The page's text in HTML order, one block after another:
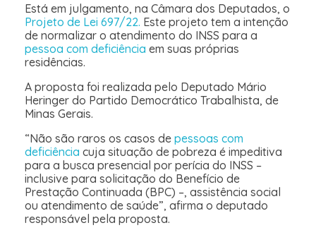
Está em julgamento, na Câmara dos Deputados, o
Projeto de Lei 697/22. Este projeto tem a intenção
de normalizar o atendimento do INSS para a
pessoa com deficiência em suas próprias
residências.
A proposta foi realizada pelo Deputado Mário
Heringer do Partido Democrático Trabalhista, de
Minas Gerais.
“Não são raros os casos de pessoas com
deficiência cuja situação de pobreza é impeditiva
para a busca presencial por perícia do INSS –
inclusive para solicitação do Benefício de
Prestação Continuada (BPC) –, assistência social
ou atendimento de saúde”, afirma o deputado
responsável pela proposta.